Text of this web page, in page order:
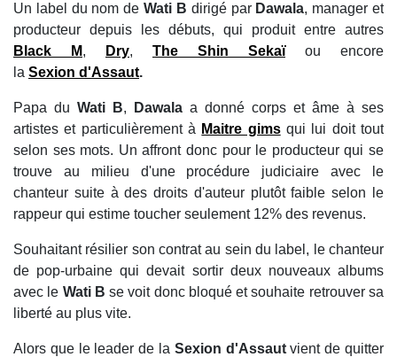
Un label du nom deWati B dirigé par Dawala, manager et
producteur depuis les débuts, qui produit entre autres
Black M, Dry, The Shin Sekaïou encore
la Sexion d'Assaut.
Papa du Wati B, Dawala a donné corps et âme à ses
artistes et particulièrement à Maitre gimsqui lui doit tout
selon ses mots. Un affront donc pour le producteur qui se
trouve au milieu d'une procédure judiciaire avec le
chanteur suite à des droits d'auteur plutôt faible selon le
rappeur qui estime toucher seulement 12% des revenus.
Souhaitant résilier son contrat au sein du label, le chanteur
de pop-urbaine qui devait sortir deux nouveaux albums
avec le Wati B se voit donc bloqué et souhaite retrouver sa
liberté au plus vite.
Alors que le leader de la Sexion d'Assautvient de quitter